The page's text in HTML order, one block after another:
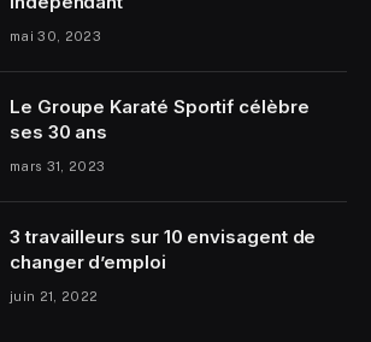
mai 30, 2023
Le Groupe Karaté Sportif célèbre
ses 30 ans
mars 31, 2023
3 travailleurs sur 10 envisagent de
changer d’emploi
juin 21, 2022